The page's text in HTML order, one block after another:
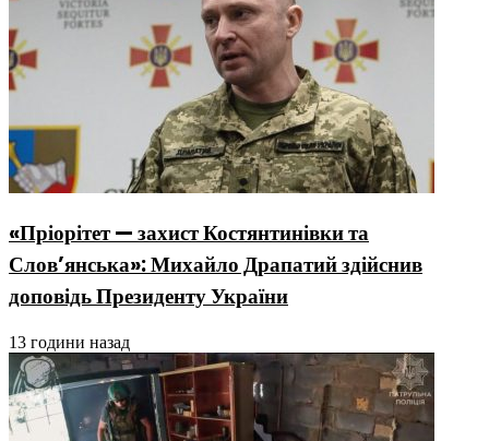
«Пріорітет — захист Костянтинівки та
Слов’янська»: Михайло Драпатий здійснив
доповідь Президенту України
13 години назад